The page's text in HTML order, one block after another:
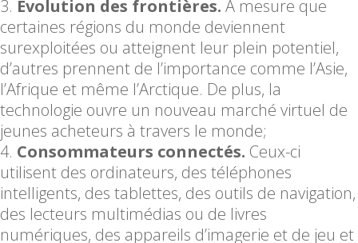
Évolution des frontières. À mesure que
certaines régions du monde deviennent
surexploitées ou atteignent leur plein potentiel,
d’autres prennent de l’importance comme l’Asie,
l’Afrique et même l’Arctique. De plus, la
technologie ouvre un nouveau marché virtuel de
jeunes acheteurs à travers le monde;
Consommateurs connectés. Ceux-ci
utilisent des ordinateurs, des téléphones
intelligents, des tablettes, des outils de navigation,
des lecteurs multimédias ou de livres
numériques, des appareils d’imagerie et de jeu et